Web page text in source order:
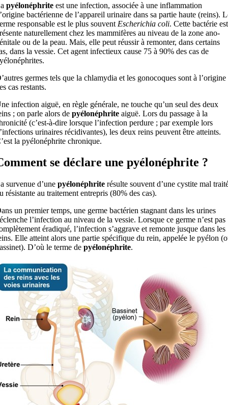
pyélonéphriteest une infection, associée à une inflammation
bactérienne de l’appareil urinaire dans sa partie haute (reins).
responsable est le plus souvent Escherichia coli. Cette bactérie est
naturellement chez les mammifères au niveau de la zone ano-
ou de la peau. Mais, elle peut réussir à remonter, dans certains
dans la vessie. Cet agent infectieux cause 75 à 90% des cas de
germes tels que la chlamydia et les gonocoques sont à l’origine
cas restants.
infection aiguë, en règle générale, ne touche qu’un seul des deux
; on parle alors de pyélonéphriteaiguë. Lors du passage à la
(c’est-à-dire lorsque l’infection perdure ; par exemple lors
urinaires récidivantes), les deux reins peuvent être atteints.
la pyélonéphrite chronique.
se déclare une pyélonéphrite ?
survenue d’une pyélonéphriterésulte souvent d’une cystite mal
résistante au traitement entrepris (80% des cas).
un premier temps, une germe bactérien stagnant dans les urines
l’infection au niveau de la vessie. Lorsque ce germe n’est pas
éradiqué, l’infection s’aggrave et remonte jusque dans les
Elle atteint alors une partie spécifique du rein, appelée le pyélon
D’où le terme de pyélonéphrite.